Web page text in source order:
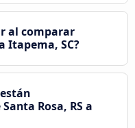
al comparar
Itapema, SC?
Rosa, RS a